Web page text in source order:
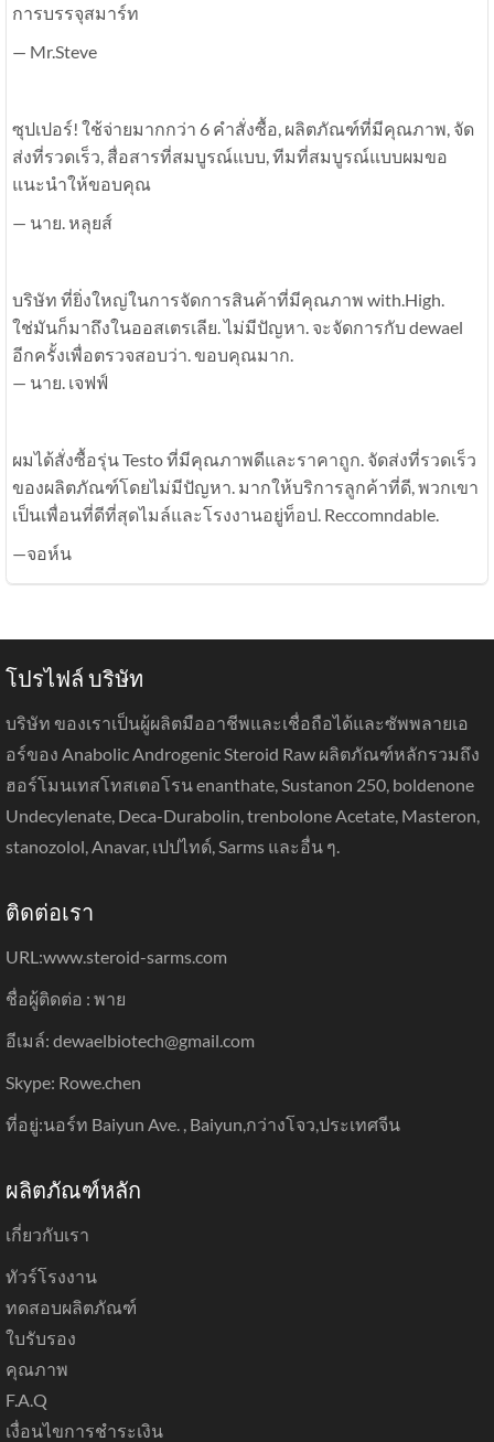
การบรรจุสมาร์ท
— Mr.Steve
ซุปเปอร์! ใช้จ่ายมากกว่า 6 คำสั่งซื้อ, ผลิตภัณฑ์ที่มีคุณภาพ, จัด
ส่งที่รวดเร็ว, สื่อสารที่สมบูรณ์แบบ, ทีมที่สมบูรณ์แบบผมขอ
แนะนำให้ขอบคุณ
— นาย. หลุยส์
บริษัท ที่ยิ่งใหญ่ในการจัดการสินค้าที่มีคุณภาพ with.High.
ใช่มันก็มาถึงในออสเตรเลีย. ไม่มีปัญหา. จะจัดการกับ dewael
อีกครั้งเพื่อตรวจสอบว่า. ขอบคุณมาก.
— นาย. เจฟฟ์
ผมได้สั่งซื้อรุ่น Testo ที่มีคุณภาพดีและราคาถูก. จัดส่งที่รวดเร็ว
ของผลิตภัณฑ์โดยไม่มีปัญหา. มากให้บริการลูกค้าที่ดี, พวกเขา
เป็นเพื่อนที่ดีที่สุดไมล์และโรงงานอยู่ท็อป. Reccomndable.
—จอห์น
โปรไฟล์ บริษัท
บริษัท ของเราเป็นผู้ผลิตมืออาชีพและเชื่อถือได้และซัพพลายเอ
อร์ของ Anabolic Androgenic Steroid Raw ผลิตภัณฑ์หลักรวมถึง
ฮอร์โมนเทสโทสเตอโรน enanthate, Sustanon 250, boldenone
Undecylenate, Deca-Durabolin, trenbolone Acetate, Masteron,
stanozolol, Anavar, เปปไทด์, Sarms และอื่น ๆ.
ติดต่อเรา
URL:www.steroid-sarms.com
ชื่อผู้ติดต่อ : พาย
อีเมล์: dewaelbiotech@gmail.com
Skype: Rowe.chen
ที่อยู่:นอร์ท Baiyun Ave. , Baiyun,กว่างโจว,ประเทศจีน
ผลิตภัณฑ์หลัก
เกี่ยวกับเรา
ทัวร์โรงงาน
ทดสอบผลิตภัณฑ์
ใบรับรอง
คุณภาพ
F.A.Q
เงื่อนไขการชำระเงิน